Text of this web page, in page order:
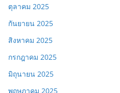
ตุลาคม 2025
กันยายน 2025
สิงหาคม 2025
กรกฎาคม 2025
มิถุนายน 2025
พฤษภาคม 2025